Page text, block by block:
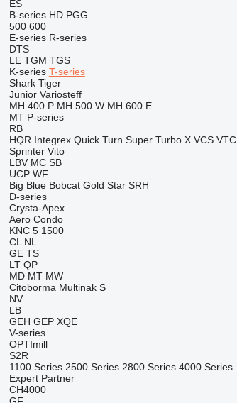
ES
B-series HD PGG
500 600
E-series R-series
DTS
LE TGM TGS
K-series T-series
Shark Tiger
Junior Variosteff
MH 400 P MH 500 W MH 600 E
MT P-series
RB
HQR Integrex Quick Turn Super Turbo X VCS VTC
Sprinter Vito
LBV MC SB
UCP WF
Big Blue Bobcat Gold Star SRH
D-series
Crysta-Apex
Aero Condo
KNC 5 1500
CL NL
GE TS
LT QP
MD MT MW
Citoborma Multinak S
NV
LB
GEH GEP XQE
V-series
OPTImill
S2R
1100 Series 2500 Series 2800 Series 4000 Series
Expert Partner
CH4000